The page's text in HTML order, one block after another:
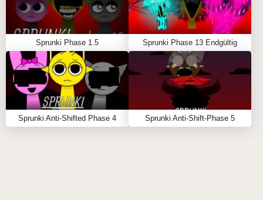
ziehen Sie sie auf die Bühne, um Ihren Track zu
erstellen.
\r\n
Audioebenen verwalten: Klicken Sie auf
Charaktere auf der Bühne, um sie
stummzuschalten, auf Solo zu schalten (andere
zum Schweigen zu bringen) oder sie für eine
präzise Klangsteuerung zu entfernen.
\r\n
Sprunki Phase 1.5 Sprunki Phase 13 Endgültig
Sprunki Anti-Shifted Phase 4 Sprunki Anti-Shift-Phase 5